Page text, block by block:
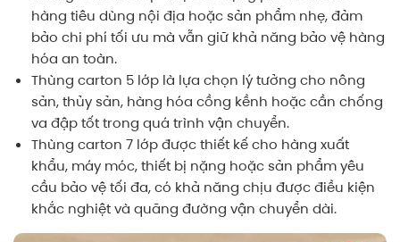
hàng tiêu dùng nội địa hoặc sản phẩm nhẹ, đảm
bảo chi phí tối ưu mà vẫn giữ khả năng bảo vệ hàng
hóa an toàn.
Thùng carton 5lớp là lựa chọn lý tưởng cho nông
sản, thủy sản, hàng hóa cồng kềnh hoặc cần chống
va đập tốt trong quá trình vận chuyển.
Thùng carton 7lớp được thiết kế cho hàng xuất
khẩu, máy móc, thiết bị nặng hoặc sản phẩm yêu
cầu bảo vệ tối đa, có khả năng chịu được điều kiện
khắc nghiệt và quãng đường vận chuyển dài.